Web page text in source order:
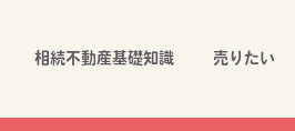
相続不動産基礎知識 売りたい